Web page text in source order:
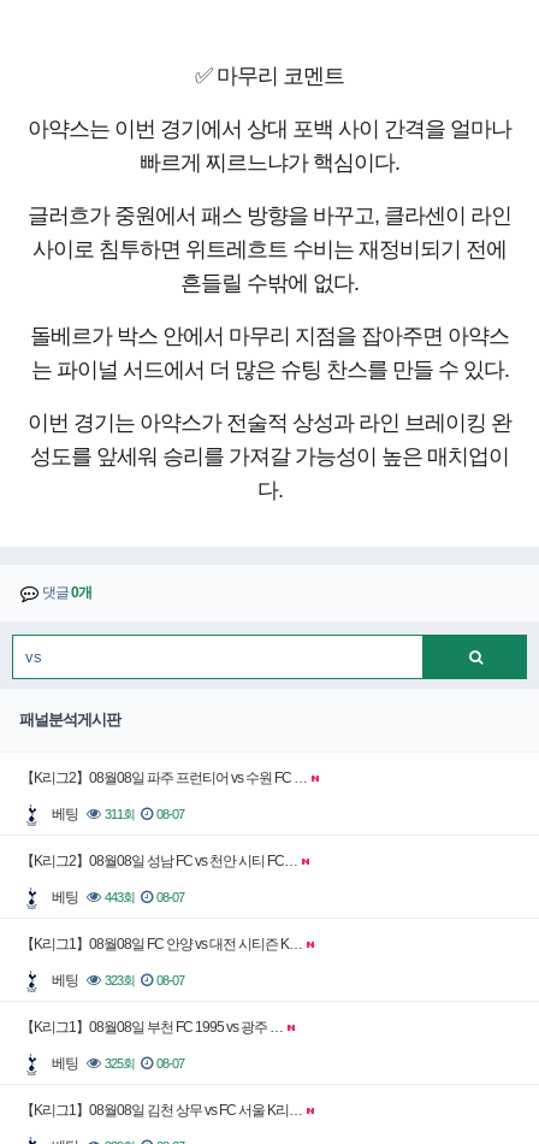
✅ 마무리 코멘트
아약스는 이번 경기에서 상대 포백 사이 간격을 얼마나
빠르게 찌르느냐가 핵심이다.
글러흐가 중원에서 패스 방향을 바꾸고, 클라센이 라인
사이로 침투하면 위트레흐트 수비는 재정비되기 전에
흔들릴 수밖에 없다.
돌베르가 박스 안에서 마무리 지점을 잡아주면 아약스
는 파이널 서드에서 더 많은 슈팅 찬스를 만들 수 있다.
이번 경기는 아약스가 전술적 상성과 라인 브레이킹 완
성도를 앞세워 승리를 가져갈 가능성이 높은 매치업이
다.
댓글0개
패널분석게시판
【K리그2】08월08일 파주 프런티어 vs 수원 FC …
베팅 311회 08-07
【K리그2】08월08일 성남 FC vs 천안 시티 FC…
베팅 443회 08-07
【K리그1】08월08일 FC 안양 vs 대전 시티즌 K…
베팅 323회 08-07
【K리그1】08월08일 부천 FC 1995 vs 광주 …
베팅 325회 08-07
【K리그1】08월08일 김천 상무 vs FC 서울 K리…